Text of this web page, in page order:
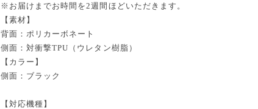
※お届けまでお時間を2週間ほどいただきます。
【素材】
背面：ポリカーボネート
側面：対衝撃TPU（ウレタン樹脂）
【カラー】
側面：ブラック
【対応機種】